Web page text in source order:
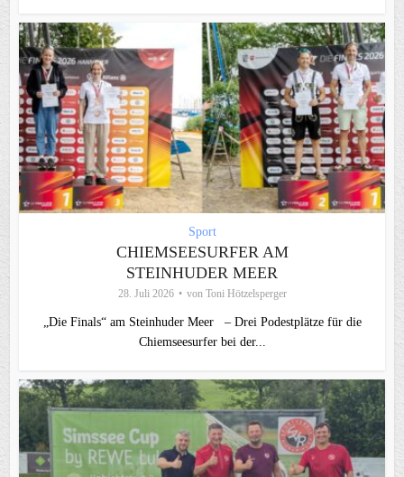
Sport
CHIEMSEESURFER AM
STEINHUDER MEER
28. Juli 2026 von Toni Hötzelsperger
„Die Finals“ am Steinhuder Meer – Drei Podestplätze für die
Chiemseesurfer bei der...